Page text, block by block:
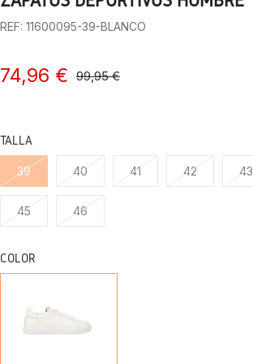
REF: 11600095-39-BLANCO
74,96 € 99,95 €
TALLA
39 40 41 42 43
45 46
COLOR